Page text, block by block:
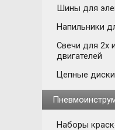
Шины для
Напильники
Свечи для 2х
двигателей
Цепные
Наборы